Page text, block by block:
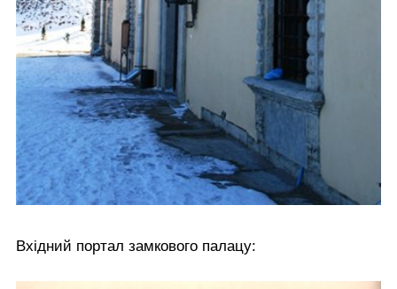
Вхідний портал замкового палацу: